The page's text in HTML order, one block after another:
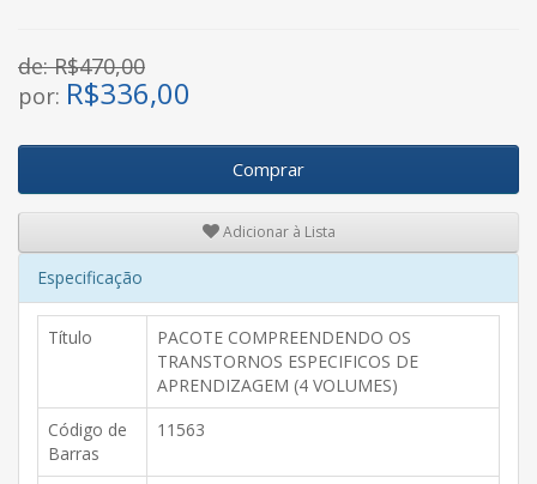
de: R$470,00
por: R$336,00
Comprar
Adicionar à Lista
Especificação
Título
PACOTE COMPREENDENDO OS
TRANSTORNOS ESPECIFICOS DE
APRENDIZAGEM (4 VOLUMES)
Código de
Barras
11563